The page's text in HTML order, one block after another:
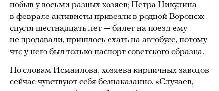
побыв у восьми разных хозяев; Петра Никулина
в феврале активисты привезли в родной Воронеж
спустя шестнадцать лет — билет на поезд ему
не продавали, пришлось ехать на автобусе, потому
что у него был только паспорт советского образца.
По словам Исмаилова, хозяева кирпичных заводов
сейчас чувствуют себя безнаказанно. «Случаев,